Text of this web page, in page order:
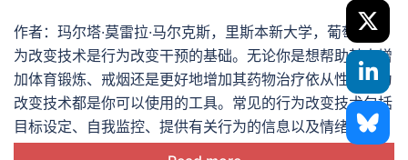
作者：玛尔塔·莫雷拉·马尔克斯，里斯本新大学，葡萄牙 行
为改变技术是行为改变干预的基础。无论你是想帮助某人增
加体育锻炼、戒烟还是更好地增加其药物治疗依从性，行为
改变技术都是你可以使用的工具。常见的行为改变技术包括
目标设定、自我监控、提供有关行为的信息以及情绪管理。